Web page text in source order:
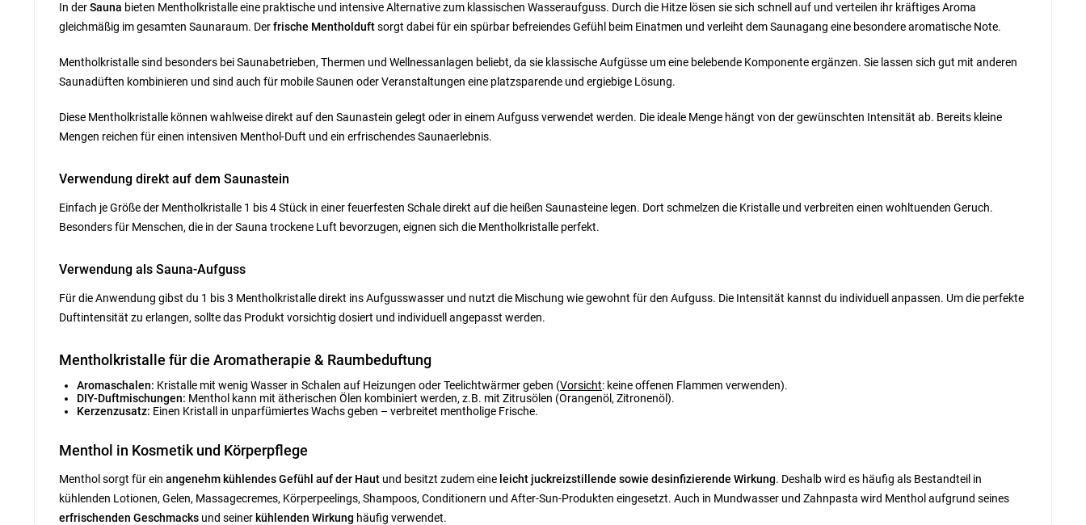
In derSauna bieten Mentholkristalle eine praktische und intensive Alternative zum klassischen Wasseraufguss. Durch die Hitze lösen sie sich schnell auf und verteilen ihr kräftiges Aroma
gleichmäßig im gesamten Saunaraum. Derfrische Mentholduftsorgt dabei für ein spürbar befreiendes Gefühl beim Einatmen und verleiht dem Saunagang eine besondere aromatische Note.
Mentholkristalle sind besonders bei Saunabetrieben, Thermen und Wellnessanlagen beliebt, da sie klassische Aufgüsse um eine belebende Komponente ergänzen. Sie lassen sich gut mit anderen
Saunadüften kombinieren und sind auch für mobile Saunen oder Veranstaltungen eine platzsparende und ergiebige Lösung.
Diese Mentholkristalle können wahlweise direkt auf den Saunastein gelegt oder in einem Aufguss verwendet werden. Die ideale Menge hängt von der gewünschten Intensität ab. Bereits kleine
Mengen reichen für einen intensiven Menthol-Duft und ein erfrischendes Saunaerlebnis.
Verwendung direkt auf dem Saunastein
Einfach je Größe der Mentholkristalle 1 bis 4 Stück in einer feuerfesten Schale direkt auf die heißen Saunasteine legen. Dort schmelzen die Kristalle und verbreiten einen wohltuenden Geruch.
Besonders für Menschen, die in der Sauna trockene Luft bevorzugen, eignen sich die Mentholkristalle perfekt.
Verwendung als Sauna-Aufguss
Für die Anwendung gibst du 1 bis 3 Mentholkristalle direkt ins Aufgusswasser und nutzt die Mischung wie gewohnt für den Aufguss. Die Intensität kannst du individuell anpassen. Um die perfekte
Duftintensität zu erlangen, sollte das Produkt vorsichtig dosiert und individuell angepasst werden.
Mentholkristalle für die Aromatherapie & Raumbeduftung
Aromaschalen: Kristalle mit wenig Wasser in Schalen auf Heizungen oder Teelichtwärmer geben (Vorsicht: keine offenen Flammen verwenden).
DIY-Duftmischungen: Menthol kann mit ätherischen Ölen kombiniert werden, z.B. mit Zitrusölen (Orangenöl, Zitronenöl).
Kerzenzusatz: Einen Kristall in unparfümiertes Wachs geben – verbreitet mentholige Frische.
Menthol in Kosmetik und Körperpflege
Menthol sorgt für ein angenehm kühlendes Gefühl auf der Haut und besitzt zudem eine leicht juckreizstillende sowie desinfizierende Wirkung. Deshalb wird es häufig als Bestandteil in
kühlenden Lotionen, Gelen, Massagecremes, Körperpeelings, Shampoos, Conditionern und After-Sun-Produkten eingesetzt. Auch in Mundwasser und Zahnpasta wird Menthol aufgrund seines
erfrischenden Geschmacks und seiner kühlenden Wirkung häufig verwendet.